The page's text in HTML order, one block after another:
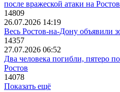
после вражеской атаки на
14809
26.07.2026 14:19
Весь Ростов-на-Дону объявили
14357
27.07.2026 06:52
Два человека погибли, пятеро
Ростов
14078
Показать ещё